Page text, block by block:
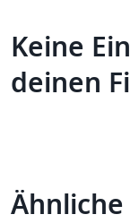
Keine
deinen